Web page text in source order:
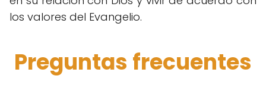
los valores del Evangelio.
Preguntas frecuentes